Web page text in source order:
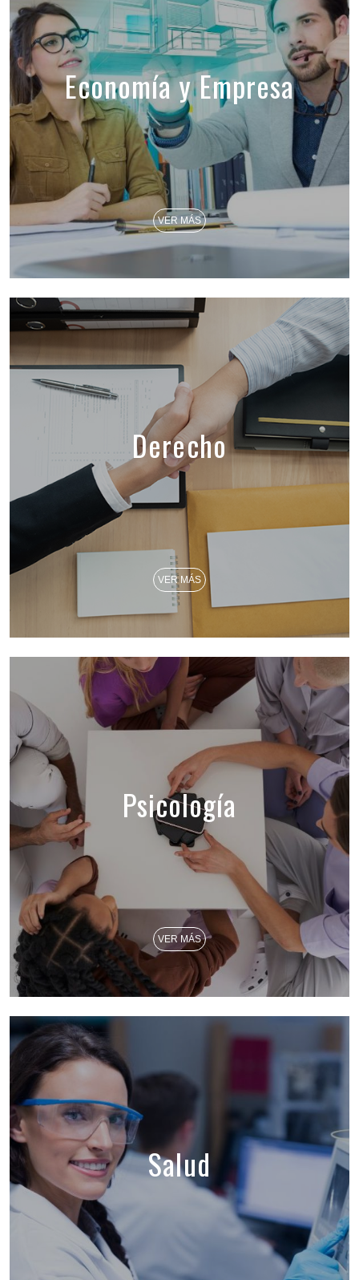
Economía y Empresa
VER MÁS
Derecho
VER MÁS
Psicología
VER MÁS
Salud